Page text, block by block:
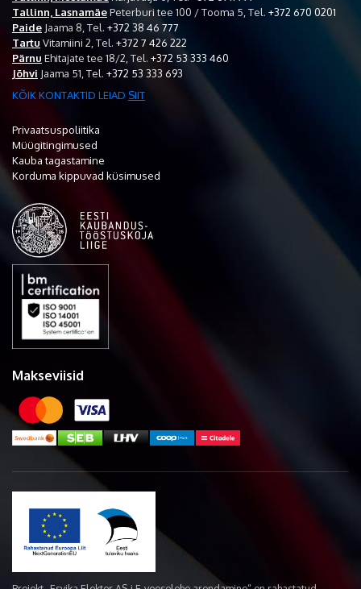
Tallinn, LasnamäePeterburi tee 100 / Tooma 5, Tel. +372 670 0201
Paide Jaama 8, Tel. +372 38 46 777
Tartu Vitamiini 2, Tel. +372 7 426 222
Pärnu Ehitajate tee 18/2, Tel. +372 53 333 460
Jõhvi Jaama 51, Tel. +372 53 333 693
KÕIK KONTAKTID LEIAD SIIT
Privaatsuspoliitika
Müügitingimused
Kauba tagastamine
Korduma kippuvad küsimused
Makseviisid